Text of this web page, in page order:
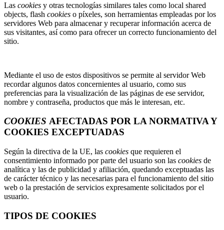
Las cookies y otras tecnologías similares tales como local shared
objects, flash cookies o píxeles, son herramientas empleadas por los
servidores Web para almacenar y recuperar información acerca de
sus visitantes, así como para ofrecer un correcto funcionamiento del
sitio.
Mediante el uso de estos dispositivos se permite al servidor Web
recordar algunos datos concernientes al usuario, como sus
preferencias para la visualización de las páginas de ese servidor,
nombre y contraseña, productos que más le interesan, etc.
COOKIES AFECTADAS POR LA NORMATIVA Y
COOKIES EXCEPTUADAS
Según la directiva de la UE, las cookies que requieren el
consentimiento informado por parte del usuario son las cookies de
analítica y las de publicidad y afiliación, quedando exceptuadas las
de carácter técnico y las necesarias para el funcionamiento del sitio
web o la prestación de servicios expresamente solicitados por el
usuario.
TIPOS DE COOKIES